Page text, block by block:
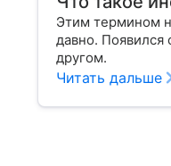
Этим термином
давно. Появился
другом.
Читать дальше